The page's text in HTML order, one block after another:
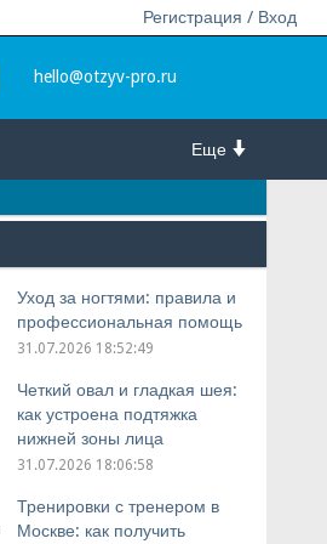
Регистрация / Вход
hello@otzyv-pro.ru
Еще
Уход за ногтями: правила и
профессиональная помощь
31.07.2026 18:52:49
Четкий овал и гладкая шея:
как устроена подтяжка
нижней зоны лица
31.07.2026 18:06:58
Тренировки с тренером в
Москве: как получить